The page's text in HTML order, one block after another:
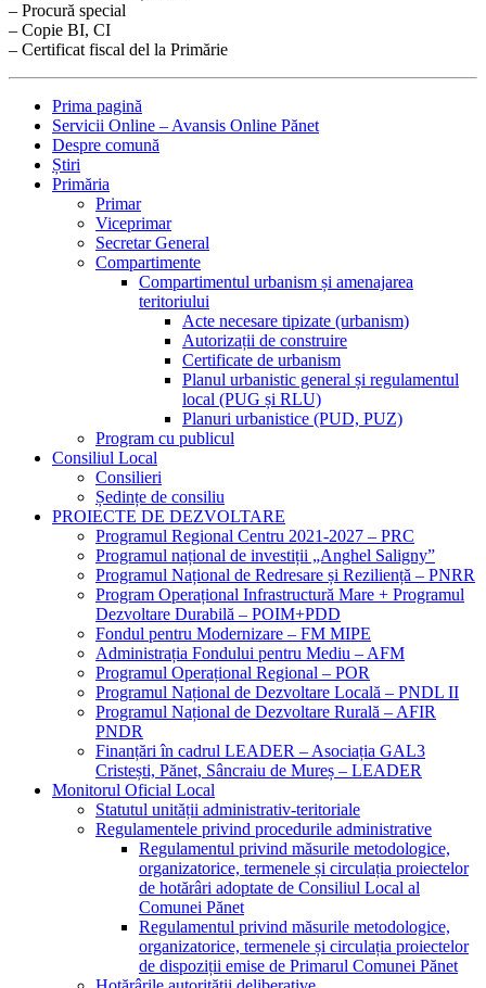
– Procură special
– Copie BI, CI
– Certificat fiscal del la Primărie
Prima pagină
Servicii Online – Avansis Online Pănet
Despre comună
Știri
Primăria
Primar
Viceprimar
Secretar General
Compartimente
Compartimentul urbanism și amenajarea
teritoriului
Acte necesare tipizate (urbanism)
Autorizații de construire
Certificate de urbanism
Planul urbanistic general și regulamentul
local (PUG și RLU)
Planuri urbanistice (PUD, PUZ)
Program cu publicul
Consiliul Local
Consilieri
Ședințe de consiliu
PROIECTE DE DEZVOLTARE
Programul Regional Centru 2021-2027 – PRC
Programul național de investiții „Anghel Saligny”
Programul Național de Redresare și Reziliență – PNRR
Program Operațional Infrastructură Mare + Programul
Dezvoltare Durabilă – POIM+PDD
Fondul pentru Modernizare – FM MIPE
Administrația Fondului pentru Mediu – AFM
Programul Operațional Regional – POR
Programul Național de Dezvoltare Locală – PNDL II
Programul Național de Dezvoltare Rurală – AFIR
PNDR
Finanțări în cadrul LEADER – Asociația GAL3
Cristești, Pănet, Sâncraiu de Mureș – LEADER
Monitorul Oficial Local
Statutul unității administrativ-teritoriale
Regulamentele privind procedurile administrative
Regulamentul privind măsurile metodologice,
organizatorice, termenele și circulația proiectelor
de hotărâri adoptate de Consiliul Local al
Comunei Pănet
Regulamentul privind măsurile metodologice,
organizatorice, termenele și circulația proiectelor
de dispoziții emise de Primarul Comunei Pănet